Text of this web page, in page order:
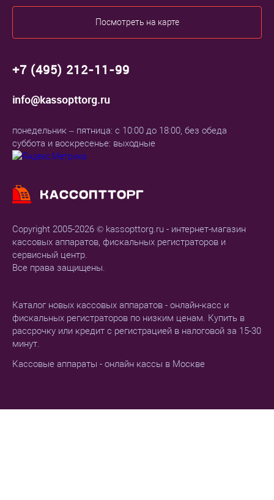
Copyright 2005-2026 © kassopttorg.ru - интернет-магазин
кассовых аппаратов, фискальных регистраторов и
сервисный центр.
Все права защищены.
Каталог новых кассовых аппаратов - онлайн-касс и
фискальных регистраторов по низким ценам. Купить в
рассрочку или кредит с регистрацией в налоговой за 15-30
минут.
Кассовые аппараты - онлайн кассы в Москве
Посмотреть на карте
+7 (495) 212-11-99
info@kassopttorg.ru
понедельник – пятница: с 10:00 до 18:00, без обеда
суббота и воскресенье: выходные